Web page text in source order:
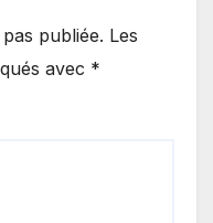
publiée. Les
avec *